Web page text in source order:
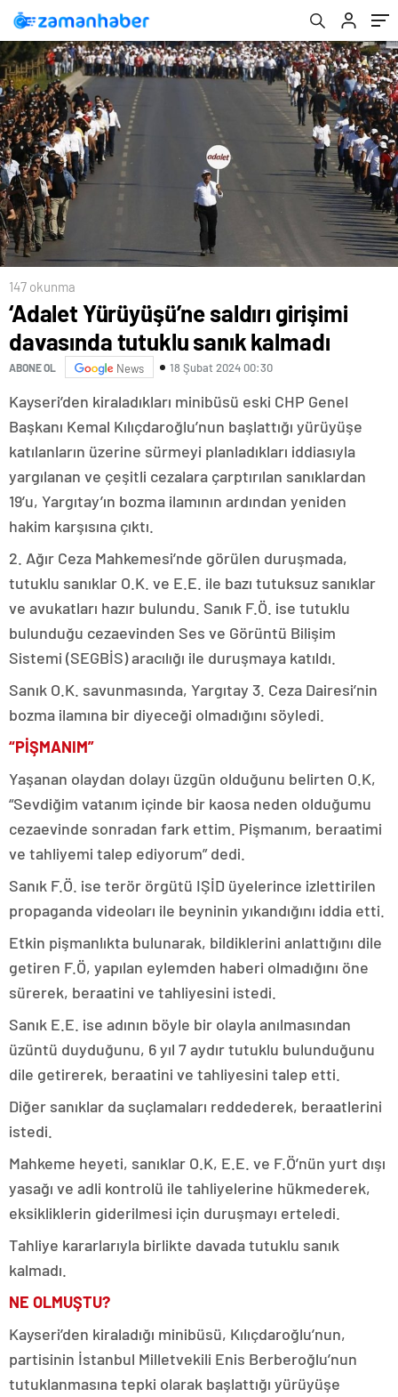
147 okunma
‘Adalet Yürüyüşü’ne saldırı girişimi
davasında tutuklu sanık kalmadı
ABONE OL News 18 Şubat 2024 00:30
Kayseri’den kiraladıkları minibüsü eski CHP Genel
Başkanı Kemal Kılıçdaroğlu’nun başlattığı yürüyüşe
katılanların üzerine sürmeyi planladıkları iddiasıyla
yargılanan ve çeşitli cezalara çarptırılan sanıklardan
19’u, Yargıtay’ın bozma ilamının ardından yeniden
hakim karşısına çıktı.
2. Ağır Ceza Mahkemesi’nde görülen duruşmada,
tutuklu sanıklar O.K. ve E.E. ile bazı tutuksuz sanıklar
ve avukatları hazır bulundu. Sanık F.Ö. ise tutuklu
bulunduğu cezaevinden Ses ve Görüntü Bilişim
Sistemi (SEGBİS) aracılığı ile duruşmaya katıldı.
Sanık O.K. savunmasında, Yargıtay 3. Ceza Dairesi’nin
bozma ilamına bir diyeceği olmadığını söyledi.
“PİŞMANIM”
Yaşanan olaydan dolayı üzgün olduğunu belirten O.K,
“Sevdiğim vatanım içinde bir kaosa neden olduğumu
cezaevinde sonradan fark ettim. Pişmanım, beraatimi
ve tahliyemi talep ediyorum” dedi.
Sanık F.Ö. ise terör örgütü IŞİD üyelerince izlettirilen
propaganda videoları ile beyninin yıkandığını iddia etti.
Etkin pişmanlıkta bulunarak, bildiklerini anlattığını dile
getiren F.Ö, yapılan eylemden haberi olmadığını öne
sürerek, beraatini ve tahliyesini istedi.
Sanık E.E. ise adının böyle bir olayla anılmasından
üzüntü duyduğunu, 6 yıl 7 aydır tutuklu bulunduğunu
dile getirerek, beraatini ve tahliyesini talep etti.
Diğer sanıklar da suçlamaları reddederek, beraatlerini
istedi.
Mahkeme heyeti, sanıklar O.K, E.E. ve F.Ö’nün yurt dışı
yasağı ve adli kontrolü ile tahliyelerine hükmederek,
eksikliklerin giderilmesi için duruşmayı erteledi.
Tahliye kararlarıyla birlikte davada tutuklu sanık
kalmadı.
NE OLMUŞTU?
Kayseri’den kiraladığı minibüsü, Kılıçdaroğlu’nun,
partisinin İstanbul Milletvekili Enis Berberoğlu’nun
tutuklanmasına tepki olarak başlattığı yürüyüşe